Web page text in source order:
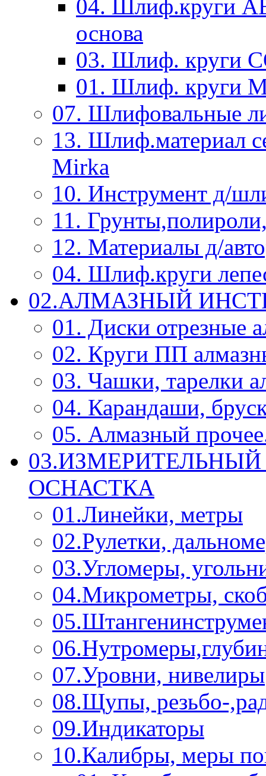
04. Шлиф.круги
основа
03. Шлиф. круги
01. Шлиф. круги
07. Шлифовальные
13. Шлиф.материал
Mirka
10. Инструмент д/
11.
12. Материалы д/
04. Шлиф.круги
02.АЛМАЗНЫЙ
01. Диски отрезные
02. Круги ПП
03. Чашки, тарелки
04. Карандаши,
05. Алмазный
ОСНАСТКА
01.Линейки, метры
02.Рулетки,
03.Угломеры,
04.Микрометры,
07.Уровни, нивелиры
08.Щупы, резьбо-
09.Индикаторы
10.Калибры, меры